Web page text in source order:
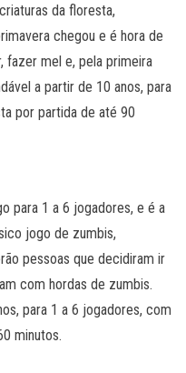
da floresta,
chegou e é hora de
fazer mel e, pela primeira
a partir de 10 anos, para
por partida de até 90
para 1 a 6 jogadores, e é a
jogo de zumbis,
pessoas que decidiram ir
com hordas de zumbis.
para 1 a 6 jogadores, com
minutos.